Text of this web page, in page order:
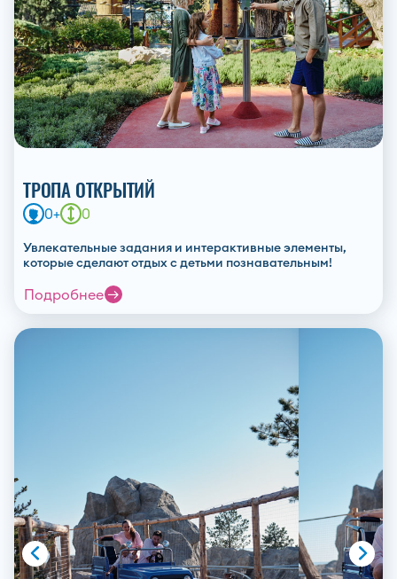
ТРОПА ОТКРЫТИЙ
0+ 0
Увлекательные задания и интерактивные элементы,
которые сделают отдых с детьми познавательным!
Подробнее